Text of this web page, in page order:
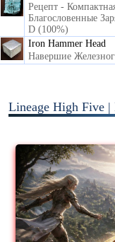
Рецепт -
Благословенные
D (100%)
Iron Hammer Head
Навершие
Lineage High Five